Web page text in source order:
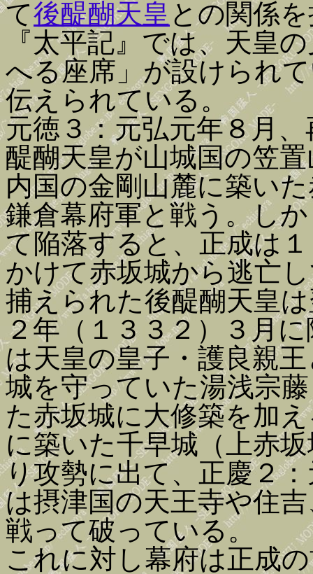
て後醍醐天皇 との関係
『太平記』では、天皇
へる座席」が設けられ
伝えられている。
元徳３：元弘元年８月
醍醐天皇が山城国の笠
内国の金剛山麓に築い
鎌倉幕府軍と戦う。し
て陥落すると、正成は
かけて赤坂城から逃亡
捕えられた後醍醐天皇
２年（１３３２）３月
は天皇の皇子・護良親
城を守っていた湯浅宗
た赤坂城に大修築を加
に築いた千早城（上赤
り攻勢に出て、正慶２
は摂津国の天王寺や住
戦って破っている。
これに対し幕府は正成